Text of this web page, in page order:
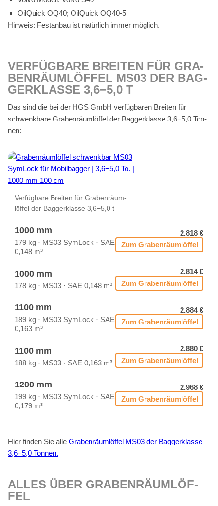
Oil­Quick OQ40; Oil­Quick OQ40‑5
Hin­weis: Fest­an­bau ist na­tür­lich im­mer mög­lich.
VER­FÜG­BA­RE BREI­TEN FÜR GRA­
BEN­RÄUM­LÖF­FEL MS03 DER BAG­
GER­KLAS­SE 3,6−5,0 T
Das sind die bei der HGS GmbH ver­füg­ba­ren Brei­ten für
schwenk­bare Gra­ben­räum­löf­fel der Bag­ger­klas­se 3,6−5,0 Ton­
nen:
Ver­füg­ba­re Brei­ten für Gra­ben­räum­
löf­fel der Bag­ger­klas­se 3,6−5,0 t
1000 mm
179 kg · MS03 Sym­Lock · SAE
0,148 m³
2.818 €
Zum Gra­ben­räum­löf­fel
1000 mm
178 kg · MS03 · SAE 0,148 m³
2.814 €
Zum Gra­ben­räum­löf­fel
1100 mm
189 kg · MS03 Sym­Lock · SAE
0,163 m³
2.884 €
Zum Gra­ben­räum­löf­fel
1100 mm
188 kg · MS03 · SAE 0,163 m³
2.880 €
Zum Gra­ben­räum­löf­fel
1200 mm
199 kg · MS03 Sym­Lock · SAE
0,179 m³
2.968 €
Zum Gra­ben­räum­löf­fel
Hier fin­den Sie alle Gra­ben­räum­löf­fel MS03 der Bag­ger­klas­se
3,6−5,0 Ton­nen.
AL­LES ÜBER GRA­BEN­RÄUM­LÖF­
FEL